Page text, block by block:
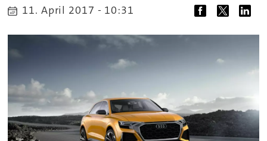
11. April 2017 - 10:31